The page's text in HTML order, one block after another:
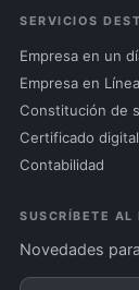
SERVICIOS
Empresa en un
Empresa en Línea
Constitución de
Certificado digital
Contabilidad
SUSCRÍBETE AL
Novedades